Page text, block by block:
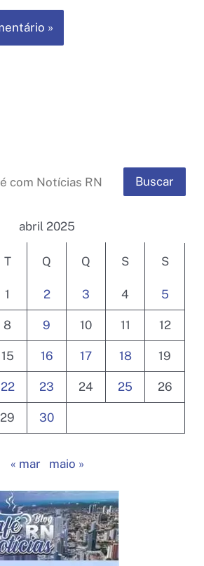
Buscar
abril 2025
T Q Q S S
1 2 3 4 5
8 9 10 11 12
15 16 17 18 19
22 23 24 25 26
29 30
« mar maio »